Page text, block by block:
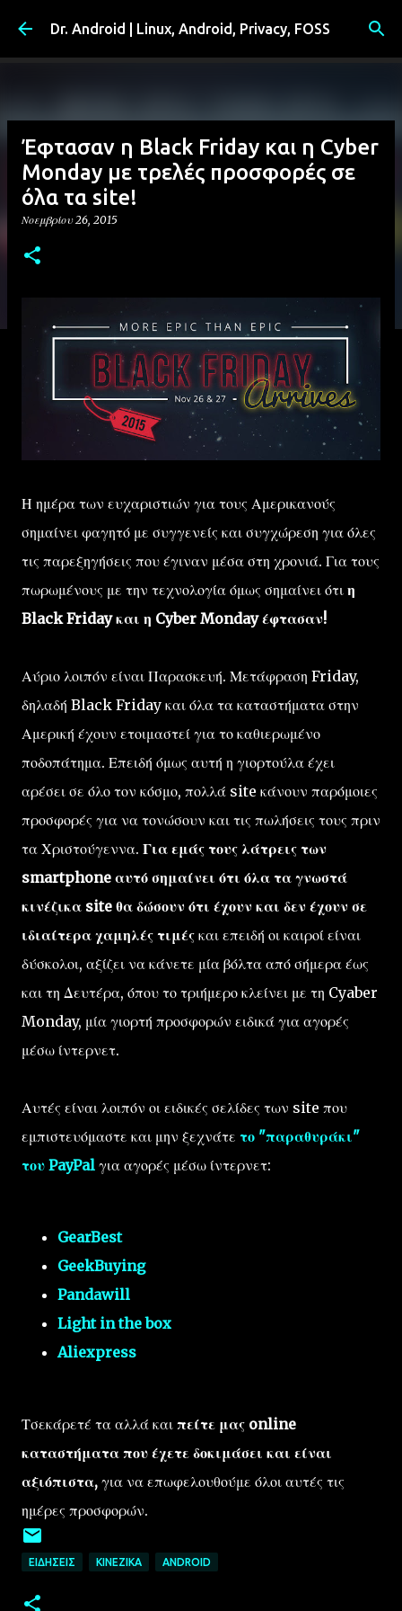
Μετάβαση στο κύριο περιεχόμενο
Dr. Android | Linux, Android, Privacy, FOSS
Έφτασαν η Black Friday και η Cyber
Monday με τρελές προσφορές σε
όλα τα site!
Νοεμβρίου 26, 2015
Η ημέρα των ευχαριστιών για τους Αμερικανούς
σημαίνει φαγητό με συγγενείς και συγχώρεση για όλες
τις παρεξηγήσεις που έγιναν μέσα στη χρονιά. Για τους
πωρωμένους με την τεχνολογία όμως σημαίνει ότι η
Black Friday και η Cyber Monday έφτασαν!
Αύριο λοιπόν είναι Παρασκευή. Μετάφραση Friday,
δηλαδή Black Friday και όλα τα καταστήματα στην
Αμερική έχουν ετοιμαστεί για το καθιερωμένο
ποδοπάτημα. Επειδή όμως αυτή η γιορτούλα έχει
αρέσει σε όλο τον κόσμο, πολλά site κάνουν παρόμοιες
προσφορές για να τονώσουν και τις πωλήσεις τους πριν
τα Χριστούγεννα. Για εμάς τους λάτρεις των
smartphone αυτό σημαίνει ότι όλα τα γνωστά
κινέζικα site θα δώσουν ότι έχουν και δεν έχουν σε
ιδιαίτερα χαμηλές τιμές και επειδή οι καιροί είναι
δύσκολοι, αξίζει να κάνετε μία βόλτα από σήμερα έως
και τη Δευτέρα, όπου το τριήμερο κλείνει με τη Cyaber
Monday, μία γιορτή προσφορών ειδικά για αγορές
μέσω ίντερνετ.
Αυτές είναι λοιπόν οι ειδικές σελίδες των site που
εμπιστευόμαστε και μην ξεχνάτε το "παραθυράκι"
του PayPal για αγορές μέσω ίντερνετ:
GearBest
GeekBuying
Pandawill
Light in the box
Aliexpress
Τσεκάρετέ τα αλλά και πείτε μας online
καταστήματα που έχετε δοκιμάσει και είναι
αξιόπιστα, για να επωφελουθούμε όλοι αυτές τις
ημέρες προσφορών.
ΕΙΔΉΣΕΙΣ ΚΙΝΈΖΙΚΑ ANDROID